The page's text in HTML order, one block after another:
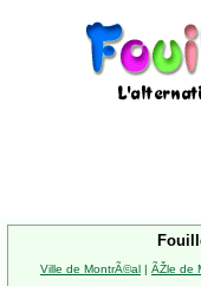
Ville de MontrÃ©al | ÃŽle de